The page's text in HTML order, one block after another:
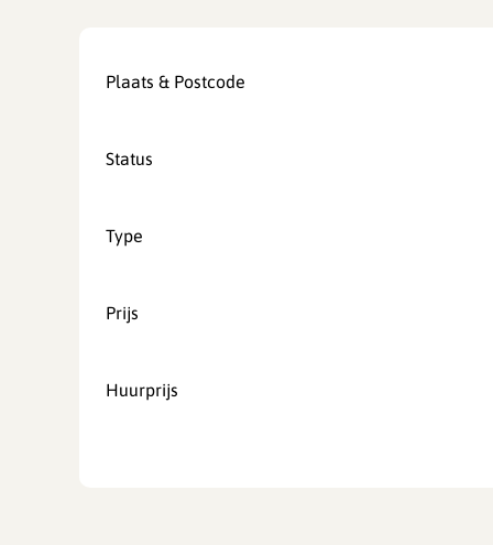
Plaats & Postcode
Status
Type
Prijs
Huurprijs